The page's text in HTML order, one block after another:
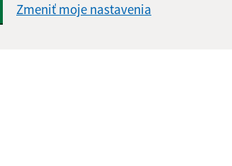
Zmeniť moje nastavenia